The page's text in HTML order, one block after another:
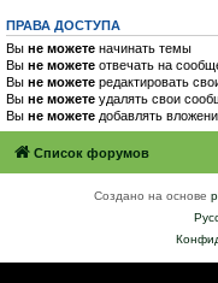
ПРАВА ДОСТУПА
Вы не можете начинать темы
Вы не можете отвечать на
Вы не можете редактировать
Вы не можете удалять свои
Вы не можете добавлять
Список форумов
Создано на основе